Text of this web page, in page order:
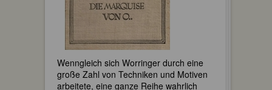
Wenngleich sich Worringer durch eine
große Zahl von Techniken und Motiven
arbeitete, eine ganze Reihe wahrlich